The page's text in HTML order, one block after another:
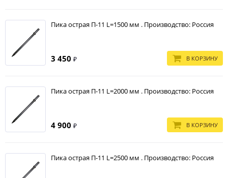
Пика острая П-11 L=1500 мм . Производство: Россия
3 450 ₽ В КОРЗИНУ
Пика острая П-11 L=2000 мм . Производство: Россия
4 900 ₽ В КОРЗИНУ
Пика острая П-11 L=2500 мм . Производство: Россия